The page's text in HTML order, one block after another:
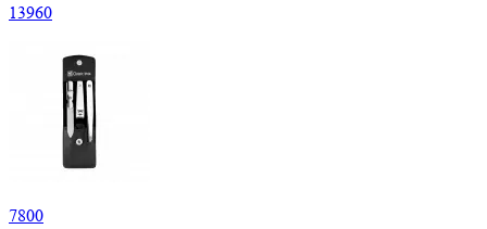
13960
7800